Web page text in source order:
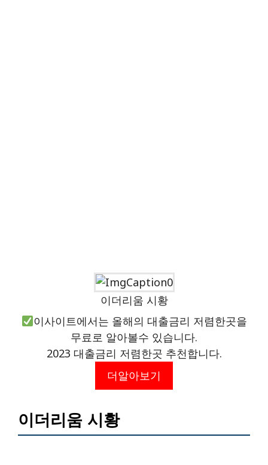
이더리움 시황
이사이트에서는 올해의 대출금리 저렴한곳을
무료로 알아볼수 있습니다.
2023 대출금리 저렴한곳 추천합니다.
더알아보기
이더리움 시황